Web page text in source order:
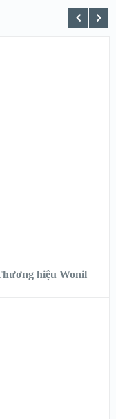
hiệu Wonil